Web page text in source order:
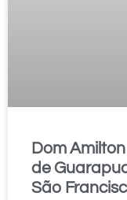
Dom
de
São